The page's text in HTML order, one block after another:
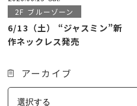
2F ブルーゾーン
6/13（土） “ジャスミン”新
作ネックレス発売
アーカイブ